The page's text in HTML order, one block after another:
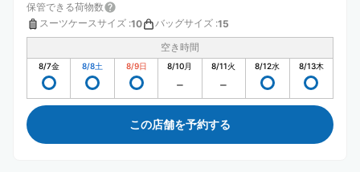
保管できる荷物数
スーツケースサイズ :10 バッグサイズ :15
空き時間
8/7金 8/8土 8/9日 8/10月 8/11火 8/12水 8/13木
この店舗を予約する